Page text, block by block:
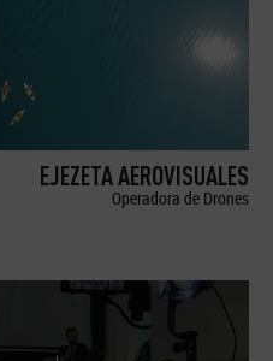
EJEZETA AEROVISUALES
Operadora de Drones